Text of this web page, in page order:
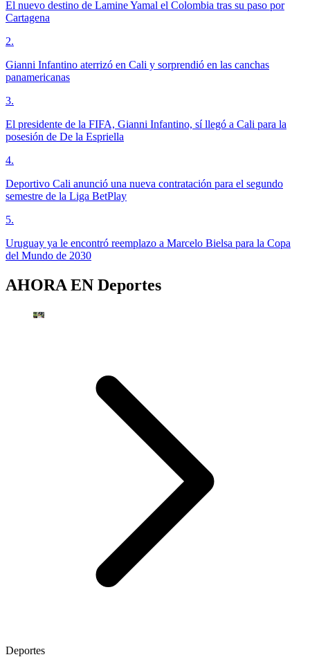
El nuevo destino de Lamine Yamal el Colombia tras su paso por
Cartagena
2.
Gianni Infantino aterrizó en Cali y sorprendió en las canchas
panamericanas
3.
El presidente de la FIFA, Gianni Infantino, sí llegó a Cali para la
posesión de De la Espriella
4.
Deportivo Cali anunció una nueva contratación para el segundo
semestre de la Liga BetPlay
5.
Uruguay ya le encontró reemplazo a Marcelo Bielsa para la Copa
del Mundo de 2030
AHORA EN Deportes
Deportes